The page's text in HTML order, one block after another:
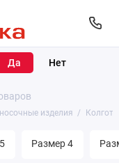
изделия
Размер 4